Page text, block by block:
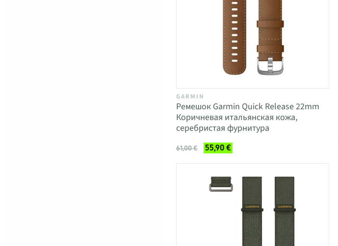
GARMIN
Ремешок Garmin Quick Release 22mm
Коричневая итальянская кожа,
серебристая фурнитура
61,00 € 55,90 €